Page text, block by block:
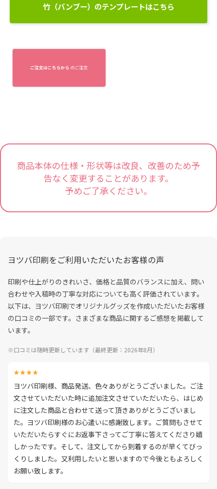
竹（バンブー）のテンプレートはこちら
ご注文はこちらから
商品本体の仕様・形状等は改良、改善のため予
告なく変更することがあります。
予めご了承ください。
ヨツバ印刷をご利用いただいたお客様の声
印刷や仕上がりのきれいさ、価格と品質のバランスに加え、問い
合わせや入稿時の丁寧な対応についても高く評価されています。
以下は、ヨツバ印刷でオリジナルグッズを作成いただいたお客様
の口コミの一部です。さまざまな商品に関するご感想を掲載して
います。
※口コミは随時更新しています（最終更新：2026年8月）
★★★★
ヨツバ印刷様、商品発送、色々ありがとうございました。ご注
文させていただいた時に追加注文させていただいたら、はじめ
に注文した商品と合わせて送って頂きありがとうございまし
た。ヨツバ印刷様のお心遣いに感謝致します。ご質問もさせて
いただいたらすぐにお返事下さってご丁寧に答えてくださり嬉
しかったです。そして、注文してから到着するのが早くてびっ
くりしました。又利用したいと思いますので今後ともよろしく
お願い致します。